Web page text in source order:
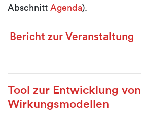
Abschnitt Agenda).
Bericht zur Veranstaltung
Tool zur Entwicklung von
Wirkungsmodellen